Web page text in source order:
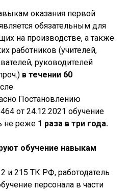
оказания первой
обязательным для
на производстве, а также
работников (учителей,
руководителей
в течении 60
Постановлению
от 24.12.2021 обучение
не реже 1 раза в три года.
обучение навыкам
и 215 ТК РФ, работодатель
персонала в части